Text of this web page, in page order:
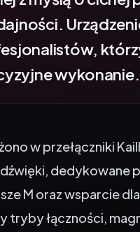
wykonanie.
dedykowane
M oraz wsparcie
tryby łączności,
design